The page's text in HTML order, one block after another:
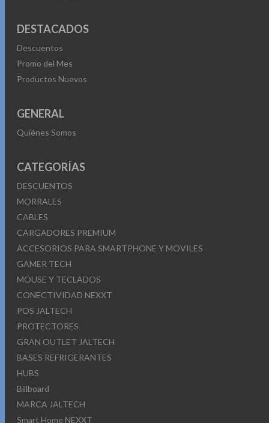
DESTACADOS
Descuentos
Promo del Mes
Productos Nuevos
GENERAL
Quiénes Somos
CATEGORÍAS
DESCUENTOS
MORRALES
CABLES
CARGADORES PREMIUM
ACCESORIOS PARA SMARTPHONE Y MOVILES
GAMER TECH
MOUSE Y TECLADOS
CONECTIVIDAD NEXXT
POS JALTECH
PROTECTORES
GRAN OUTLET JALTECH
BASES REFRIGERANTES
HUBS
Billboard
MARCA JALTECH
Smart Home NEXXT